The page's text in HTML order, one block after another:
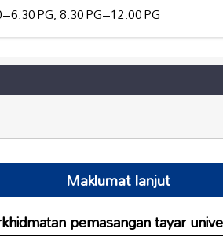
PG, 8:30 PG–12:00 PG
Maklumat lanjut
pemasangantayar